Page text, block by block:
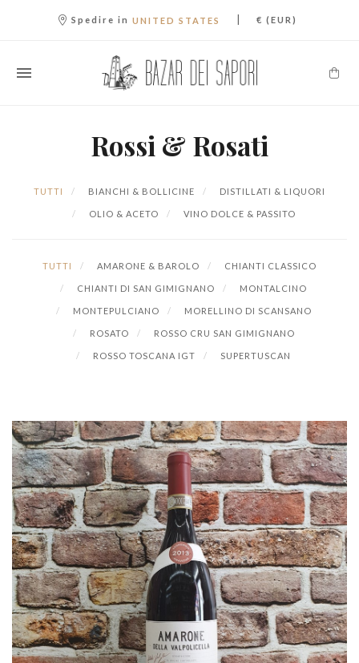
Spedire in UNITED STATES | € (EUR)
Rossi & Rosati
TUTTI BIANCHI & BOLLICINE DISTILLATI & LIQUORI
OLIO & ACETO VINO DOLCE & PASSITO
TUTTI AMARONE & BAROLO CHIANTI CLASSICO
CHIANTI DI SAN GIMIGNANO MONTALCINO
MONTEPULCIANO MORELLINO DI SCANSANO
ROSATO ROSSO CRU SAN GIMIGNANO
ROSSO TOSCANA IGT SUPERTUSCAN